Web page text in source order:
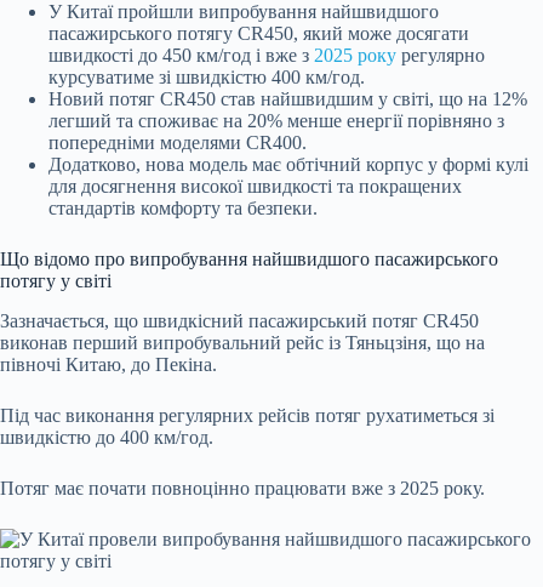
У Китаї пройшли випробування найшвидшого
пасажирського потягу CR450, який може досягати
швидкості до 450 км/год і вже з 2025 року регулярно
курсуватиме зі швидкістю 400 км/год.
Новий потяг CR450 став найшвидшим у світі, що на 12%
легший та споживає на 20% менше енергії порівняно з
попередніми моделями CR400.
Додатково, нова модель має обтічний корпус у формі кулі
для досягнення високої швидкості та покращених
стандартів комфорту та безпеки.
Що відомо про випробування найшвидшого пасажирського
потягу у світі
Зазначається, що швидкісний пасажирський потяг CR450
виконав перший випробувальний рейс із Тяньцзіня, що на
півночі Китаю, до Пекіна.
Під час виконання регулярних рейсів потяг рухатиметься зі
швидкістю до 400 км/год.
Потяг має почати повноцінно працювати вже з 2025 року.